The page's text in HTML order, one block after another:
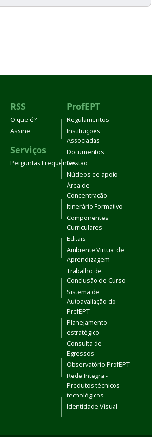
RSS
O que é?
Assine
Serviços
Perguntas Frequentes
ProfEPT
Regulamentos
Instituições
Associadas
Documentos
Gestão
Núcleos de apoio
Área de
Concentração
Itinerário Formativo
Componentes
Curriculares
Editais
Ambiente Virtual de
Aprendizagem
Trabalho de
Conclusão de Curso
Sistema de
Autoavaliação do
ProfEPT
Planejamento
estratégico
Consulta de
Egressos
Observatório ProfEPT
Rede Integra -
Produtos técnicos-
tecnológicos
Identidade Visual